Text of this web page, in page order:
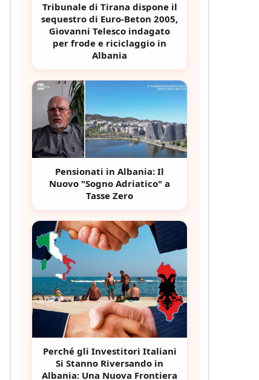
Tribunale di Tirana dispone il
sequestro di Euro-Beton 2005,
Giovanni Telesco indagato
per frode e riciclaggio in
Albania
Pensionati in Albania: Il
Nuovo "Sogno Adriatico" a
Tasse Zero
Perché gli Investitori Italiani
Si Stanno Riversando in
Albania: Una Nuova Frontiera